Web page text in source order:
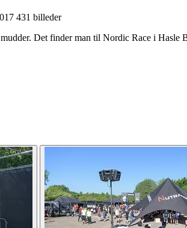
431 billeder
Det finder man til Nordic Race i Hasle